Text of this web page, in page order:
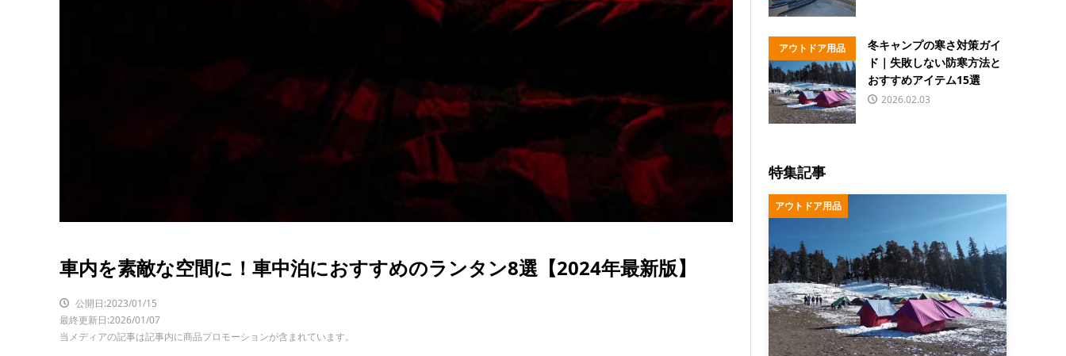
車内を素敵な空間に！車中泊におすすめのランタン8選【2024年最新版】
公開日:2023/01/15
最終更新日:2026/01/07
当メディアの記事は記事内に商品プロモーションが含まれています。
アウトドア用品
冬キャンプの寒さ対策ガイ
ド｜失敗しない防寒方法と
おすすめアイテム15選
2026.02.03
特集記事
アウトドア用品